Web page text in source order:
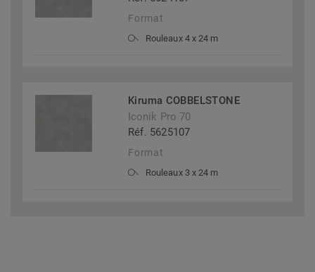
Format
Rouleaux 4 x 24 m
Kiruma COBBELSTONE
Iconik Pro 70
Réf. 5625107
Format
Rouleaux 3 x 24 m